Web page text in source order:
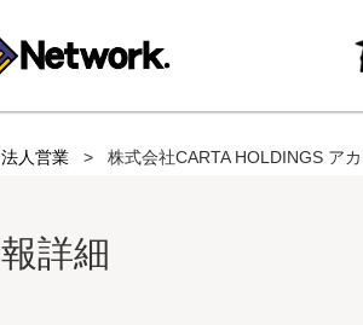
法人営業 株式会社CARTA HOLDINGS ア
詳細